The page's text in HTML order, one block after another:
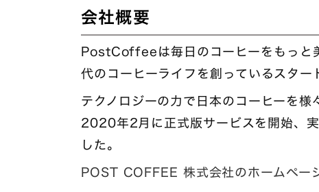
会社概要
PostCoffeeは毎日のコーヒーをもっと
代のコーヒーライフを創っているスター
テクノロジーの力で日本のコーヒーを様
2020年2月に正式版サービスを開始、
した。
POST COFFEE 株式会社のホームペー